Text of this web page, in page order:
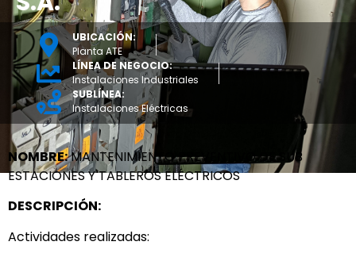
UBICACIÓN:
Planta ATE
LÍNEA DE NEGOCIO:
Instalaciones Industriales
SUBLÍNEA:
Instalaciones Eléctricas
NOMBRE:MANTENIMIENTO PREVENTIVO DE SUB
ESTACIONES Y TABLEROS ELÉCTRICOS
DESCRIPCIÓN:
Actividades realizadas: